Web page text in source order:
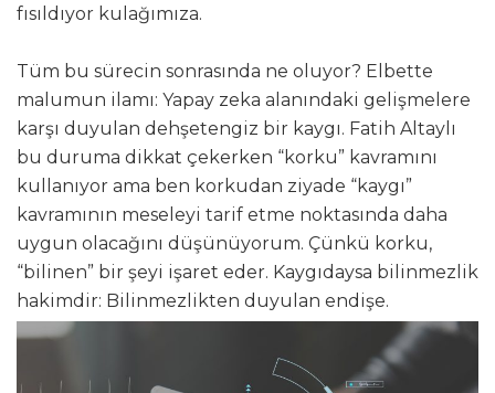
fısıldıyor kulağımıza.
Tüm bu sürecin sonrasında ne oluyor? Elbette
malumun ilamı: Yapay zeka alanındaki gelişmelere
karşı duyulan dehşetengiz bir kaygı. Fatih Altaylı
bu duruma dikkat çekerken “korku” kavramını
kullanıyor ama ben korkudan ziyade “kaygı”
kavramının meseleyi tarif etme noktasında daha
uygun olacağını düşünüyorum. Çünkü korku,
“bilinen” bir şeyi işaret eder. Kaygıdaysa bilinmezlik
hakimdir: Bilinmezlikten duyulan endişe.